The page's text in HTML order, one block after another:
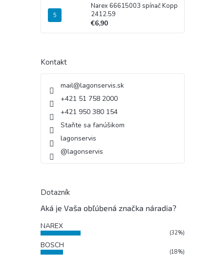
Narex 66615003 spínač Kopp
2412.59
€6,90
Kontakt
mail@lagonservis.sk
+421 51 758 2000
+421 950 380 154
Staňte sa fanúšikom
lagonservis
@lagonservis
Dotazník
Aká je Vaša obľúbená značka náradia?
NAREX
(32%)
BOSCH
(18%)